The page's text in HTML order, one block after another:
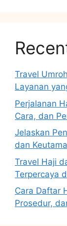
Travel
Layanan
Perjalanan
Cara, dan
Jelaskan
dan
Travel Haji
Terpercaya
Cara Daftar
Prosedur,